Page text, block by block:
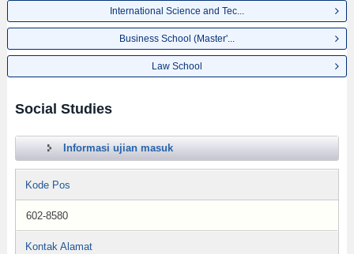
International Science and Tec...
Business School (Master'...
Law School
Social Studies
Informasi ujian masuk
Kode Pos
602-8580
Kontak Alamat